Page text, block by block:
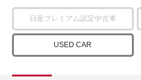
日産プレミアム認定中古車
USED CAR